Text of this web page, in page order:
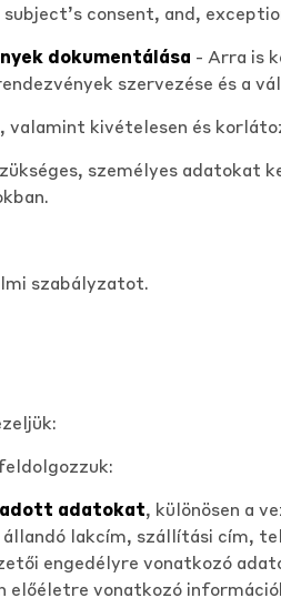
consent, and,
dokumentálása - Arra is
szervezése és a
kivételesen és
személyes adatokat
szabályzatot.
adatokat, különösen a
lakcím, szállítási cím,
engedélyre vonatkozó
előéletre vonatkozó